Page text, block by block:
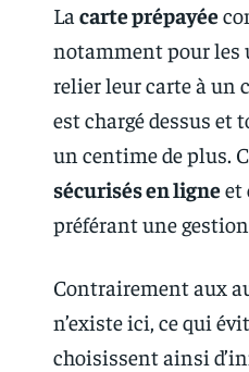
Lacarte prépayée
notamment pour les
relier leur carte à un
est chargé dessus et
un centime de plus.
sécurisés en ligneet
préférant une
Contrairement aux
n’existe ici, ce qui
choisissent ainsi